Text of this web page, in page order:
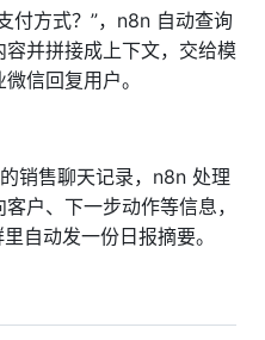
付方式？”，n8n 自动查询
并拼接成上下文，交给模
信回复用户。
销售聊天记录，n8n 处理
户、下一步动作等信息，
自动发一份日报摘要。